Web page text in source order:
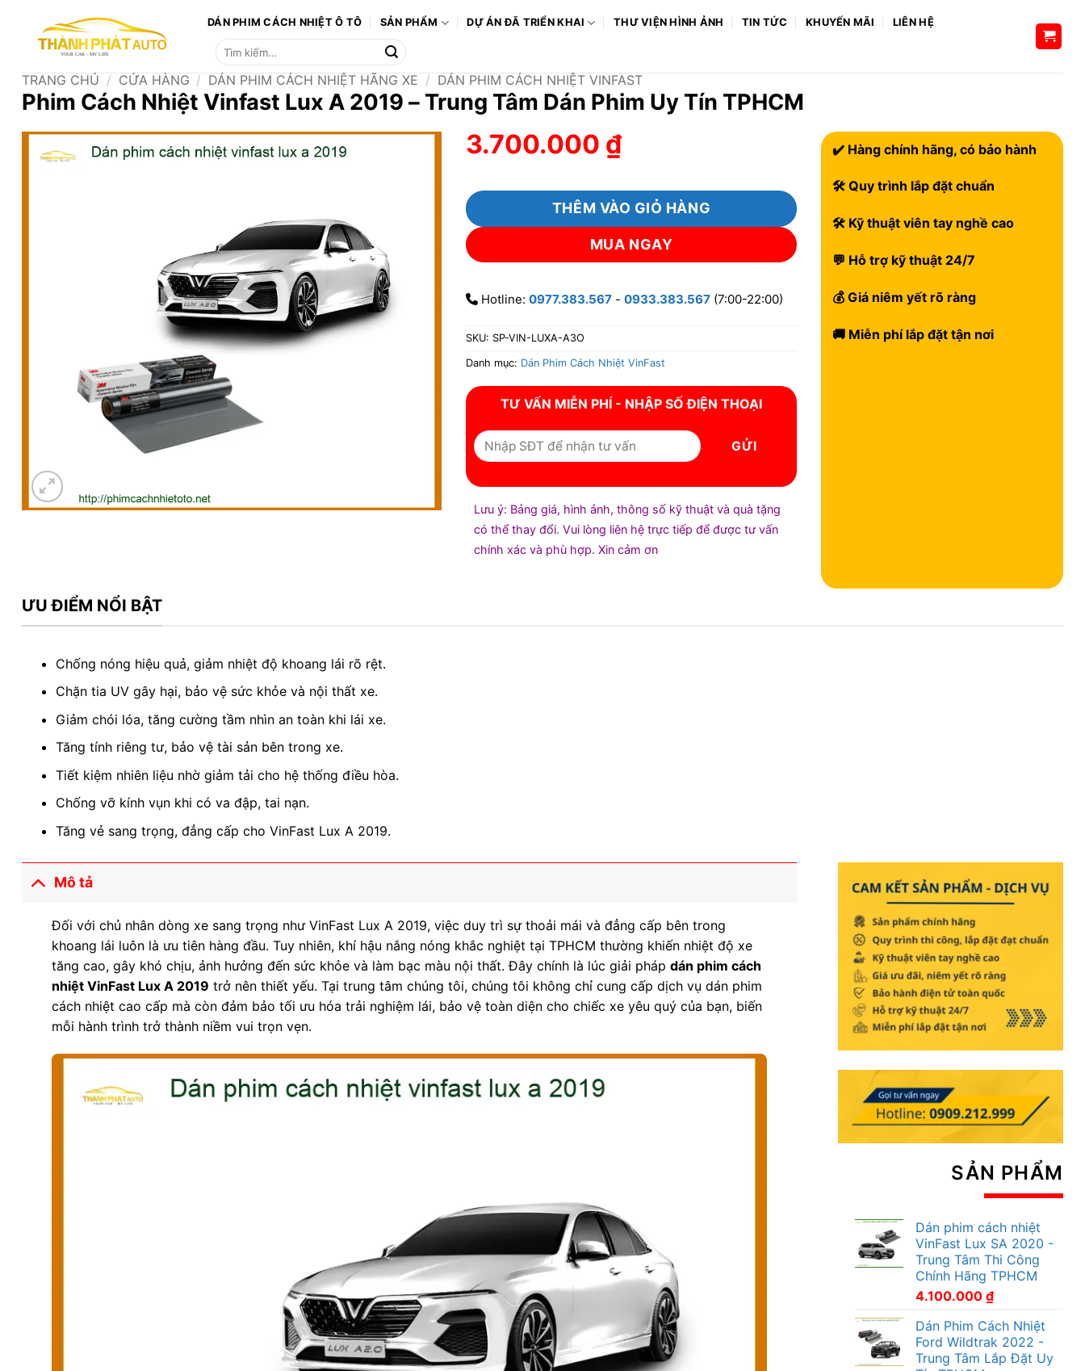
dung
DÁN PHIM CÁCH NHIỆT Ô TÔ SẢN PHẨM DỰ ÁN ĐÃ TRIỂN KHAI THƯ VIỆN HÌNH ẢNH TIN TỨC KHUYẾN MÃI
LIÊN HỆ
Tìm
TRANG CHỦ / CỬA HÀNG / DÁN PHIM CÁCH NHIỆT HÃNG XE / DÁN PHIM CÁCH NHIỆT VINFAST
Phim Cách Nhiệt Vinfast Lux A 2019 – Trung Tâm Dán Phim Uy Tín TPHCM
3.700.000 ₫
THÊM VÀO GIỎ HÀNG
MUA NGAY
Hotline: 0977.383.567 - 0933.383.567 (7:00-22:00)
SKU: SP-VIN-LUXA-A3O
Danh mục: Dán Phim Cách Nhiệt VinFast
TƯ VẤN MIỄN PHÍ - NHẬP SỐ ĐIỆN THOẠI
Lưu ý: Bảng giá, hình ảnh, thông số kỹ thuật và quà tặng
có thể thay đổi. Vui lòng liên hệ trực tiếp để được tư vấn
chính xác và phù hợp. Xin cảm ơn
✔️ Hàng chính hãng, có bảo hành
🛠 Quy trình lắp đặt chuẩn
🛠 Kỹ thuật viên tay nghề cao
💬 Hỗ trợ kỹ thuật 24/7
💰 Giá niêm yết rõ ràng
🚚 Miễn phí lắp đặt tận nơi
ƯU ĐIỂM NỔI BẬT
Chống nóng hiệu quả, giảm nhiệt độ khoang lái rõ rệt.
Chặn tia UV gây hại, bảo vệ sức khỏe và nội thất xe.
Giảm chói lóa, tăng cường tầm nhìn an toàn khi lái xe.
Tăng tính riêng tư, bảo vệ tài sản bên trong xe.
Tiết kiệm nhiên liệu nhờ giảm tải cho hệ thống điều hòa.
Chống vỡ kính vụn khi có va đập, tai nạn.
Tăng vẻ sang trọng, đẳng cấp cho VinFast Lux A 2019.
Mô tả
Đối với chủ nhân dòng xe sang trọng như VinFast Lux A 2019, việc duy trì sự thoải mái và đẳng cấp bên trong
khoang lái luôn là ưu tiên hàng đầu. Tuy nhiên, khí hậu nắng nóng khắc nghiệt tại TPHCM thường khiến nhiệt độ xe
tăng cao, gây khó chịu, ảnh hưởng đến sức khỏe và làm bạc màu nội thất. Đây chính là lúc giải pháp dán phim cách
nhiệt VinFast Lux A 2019 trở nên thiết yếu. Tại trung tâm chúng tôi, chúng tôi không chỉ cung cấp dịch vụ dán phim
cách nhiệt cao cấp mà còn đảm bảo tối ưu hóa trải nghiệm lái, bảo vệ toàn diện cho chiếc xe yêu quý của bạn, biến
mỗi hành trình trở thành niềm vui trọn vẹn.
SẢN PHẨM
Dán phim cách nhiệt
VinFast Lux SA 2020 -
Trung Tâm Thi Công
Chính Hãng TPHCM
4.100.000 ₫
Dán Phim Cách Nhiệt
Ford Wildtrak 2022 -
Trung Tâm Lắp Đặt Uy